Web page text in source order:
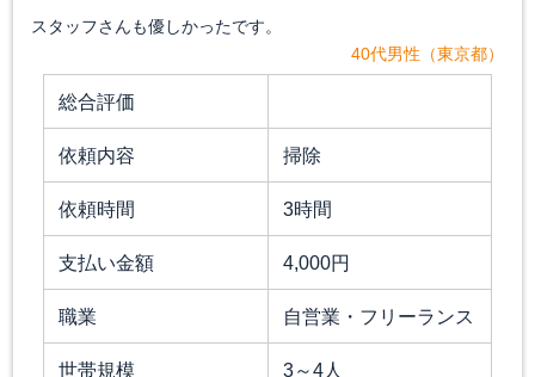
スタッフさんも優しかったです。
40代男性（東京都）
総合評価
依頼内容 掃除
依頼時間 3時間
支払い金額 4,000円
職業 自営業・フリーランス
世帯規模 3～4人